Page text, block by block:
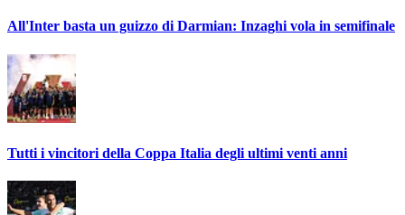
All'Inter basta un guizzo di Darmian: Inzaghi vola in semifinale
Tutti i vincitori della Coppa Italia degli ultimi venti anni